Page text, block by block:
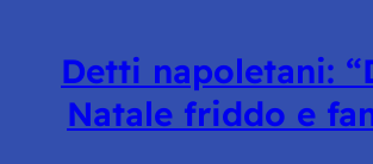
Detti napoletani:
Natale friddo e